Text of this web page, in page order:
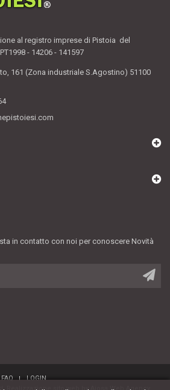
al registro imprese di Pistoia del
- 14206 - 141597
161 (Zona industriale S.Agostino) 51100
in contatto con noi per conoscere Novità
FAQ
LOGIN